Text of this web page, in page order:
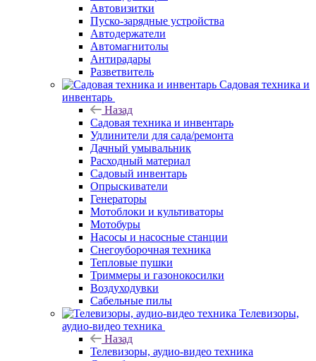
Автовизитки
Пуско-зарядные устройства
Автодержатели
Автомагнитолы
Антирадары
Разветвитель
Садовая техника и
инвентарь
Назад
Садовая техника и инвентарь
Удлинители для сада/ремонта
Дачный умывальник
Расходный материал
Садовый инвентарь
Опрыскиватели
Генераторы
Мотоблоки и культиваторы
Мотобуры
Насосы и насосные станции
Снегоуборочная техника
Тепловые пушки
Триммеры и газонокосилки
Воздуходувки
Сабельные пилы
Телевизоры,
аудио-видео техника
Назад
Телевизоры, аудио-видео техника